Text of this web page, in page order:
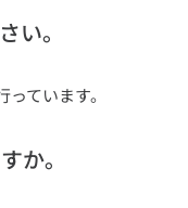
い。
ています。
か。